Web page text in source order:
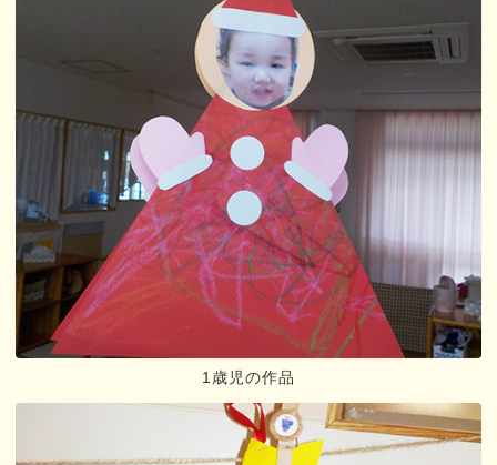
1歳児の作品